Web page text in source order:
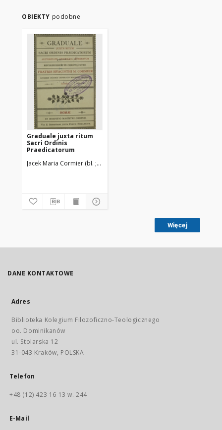
OBIEKTY podobne
Graduale juxta ritum
Sacri Ordinis
Praedicatorum
Jacek Maria Cormier (bł. ; 1832-1916)
Więcej
DANE KONTAKTOWE
Adres
Biblioteka Kolegium Filozoficzno-Teologicznego
oo. Dominikanów
ul. Stolarska 12
31-043 Kraków, POLSKA
Telefon
+48 (12) 423 16 13 w. 244
E-Mail